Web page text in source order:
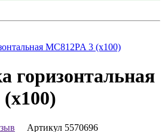
MC812PA 3 (x100)
горизонтальная
Артикул 5570696